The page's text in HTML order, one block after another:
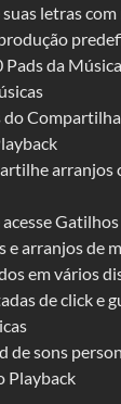
letras com
Pads da
do
arranjos
e arranjos de
em vários
de click e
de sons
Playback